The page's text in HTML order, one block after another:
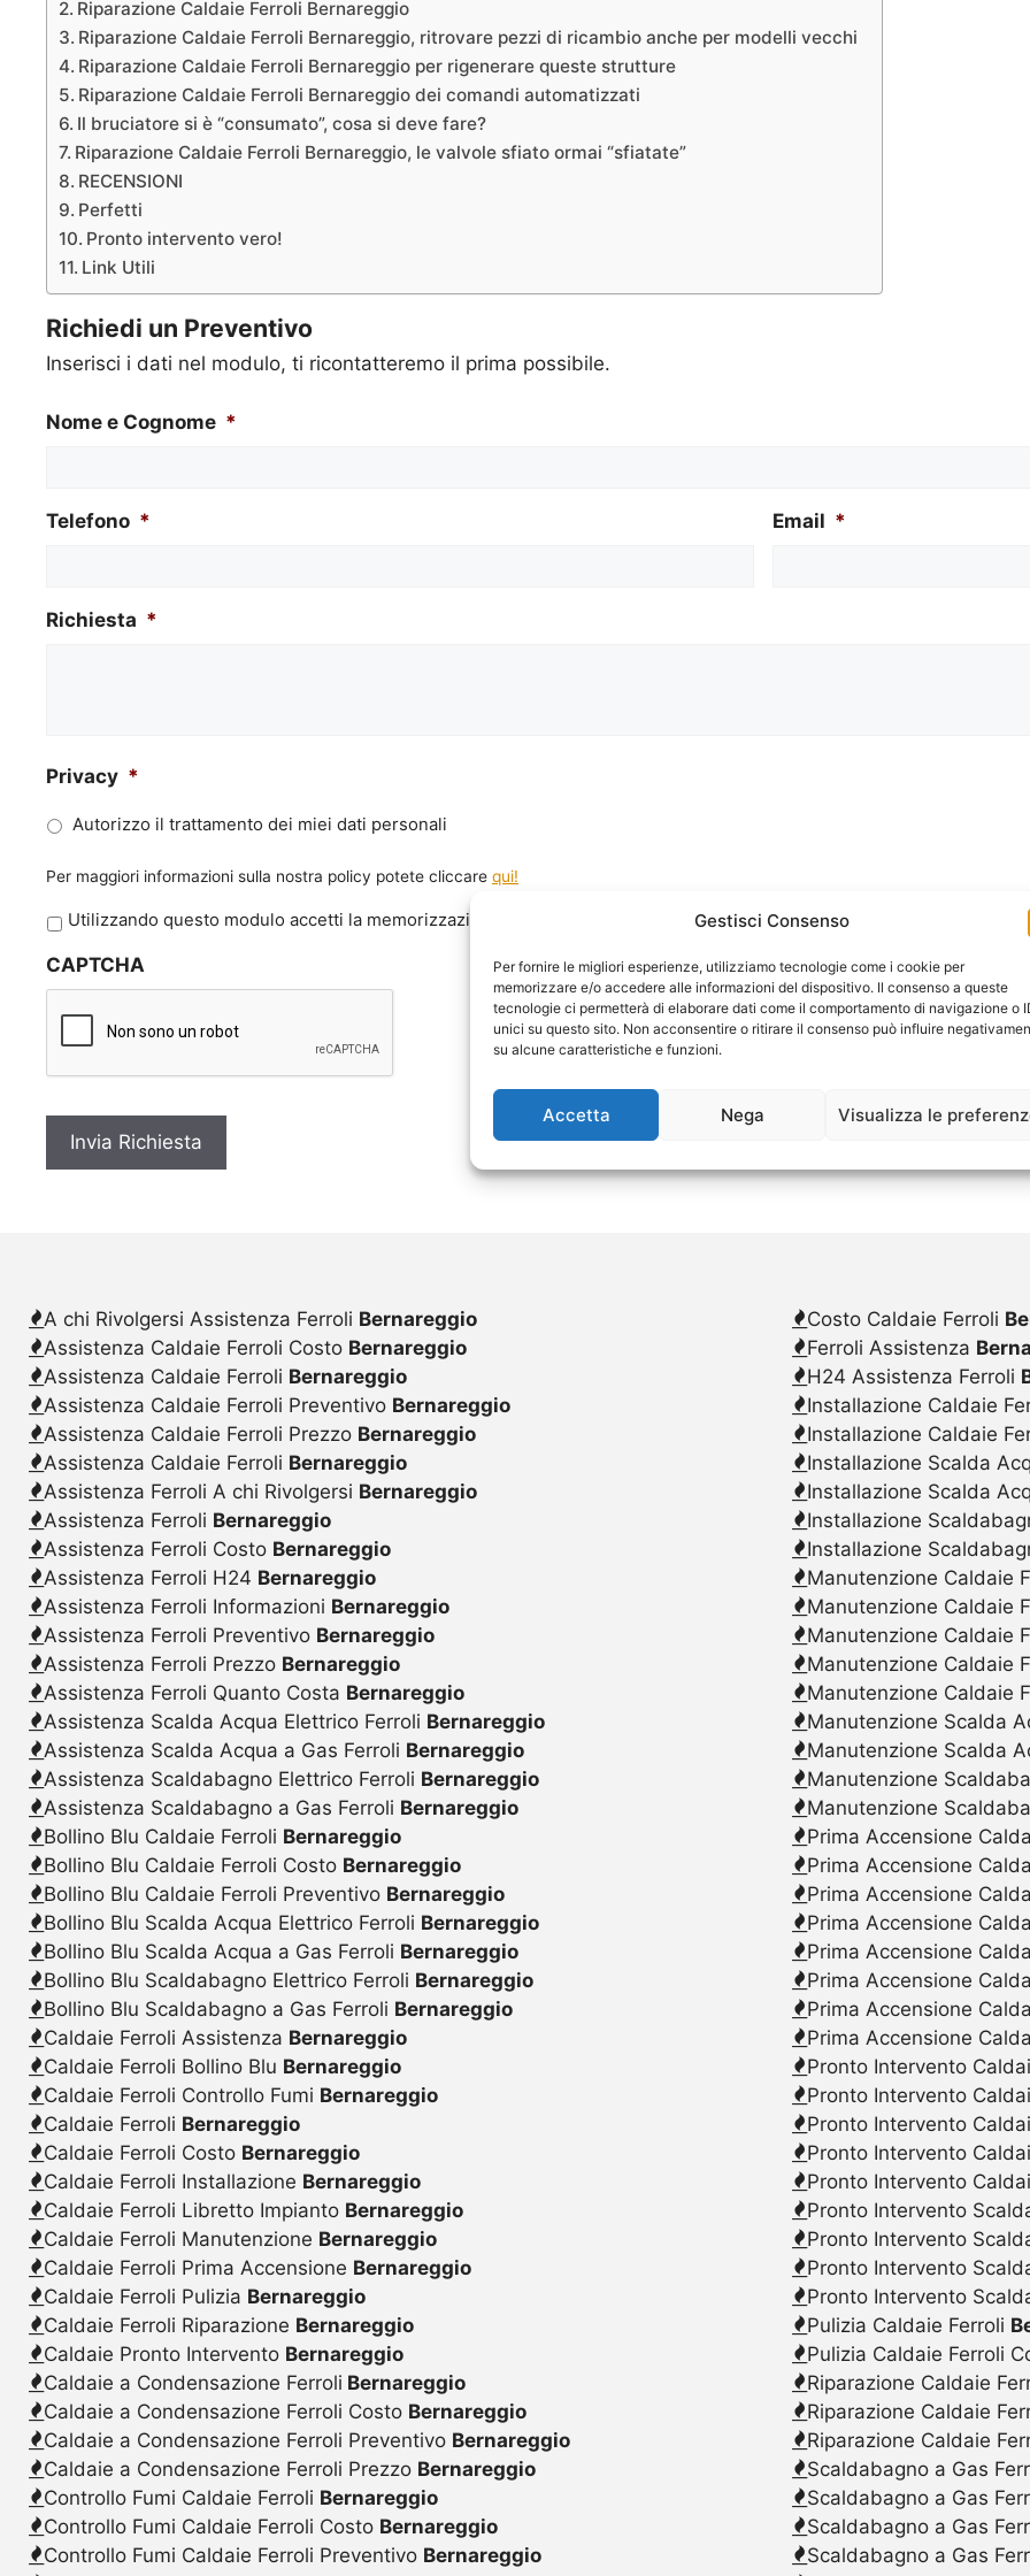
Gestisci Consenso
Per fornire le migliori esperienze, utilizziamo tecnologie come i cookie per
memorizzare e/o accedere alle informazioni del dispositivo. Il consenso a queste
tecnologie ci permetterà di elaborare dati come il comportamento di navigazione o
unici su questo sito. Non acconsentire o ritirare il consenso può influire
su alcune caratteristiche e funzioni.
Accetta Nega Visualizza le
Riparazione Caldaie Ferroli Bernareggio
Riparazione Caldaie Ferroli Bernareggio, ritrovare pezzi di ricambio anche per modelli vecchi
Riparazione Caldaie Ferroli Bernareggio per rigenerare queste strutture
Riparazione Caldaie Ferroli Bernareggio dei comandi automatizzati
Il bruciatore si è “consumato”, cosa si deve fare?
Riparazione Caldaie Ferroli Bernareggio, le valvole sfiato ormai “sfiatate”
RECENSIONI
Perfetti
Pronto intervento vero!
Link Utili
Richiedi un Preventivo
Inserisci i dati nel modulo, ti ricontatteremo il prima possibile.
Nome e Cognome *
Telefono * Email *
Richiesta *
Privacy *
Autorizzo il trattamento dei miei dati personali
Per maggiori informazioni sulla nostra policy potete cliccare qui!
P
i
v
y
Utilizzando questo modulo accetti la memorizzazione e la gestione dei tuoi dati da questo sito web.
CAPTCHA
A chi Rivolgersi Assistenza Ferroli Bernareggio
Assistenza Caldaie Ferroli Costo Bernareggio
Assistenza Caldaie Ferroli Bernareggio
Assistenza Caldaie Ferroli Preventivo Bernareggio
Assistenza Caldaie Ferroli Prezzo Bernareggio
Assistenza Caldaie Ferroli Bernareggio
Assistenza Ferroli A chi Rivolgersi Bernareggio
Assistenza Ferroli Bernareggio
Assistenza Ferroli Costo Bernareggio
Assistenza Ferroli H24 Bernareggio
Assistenza Ferroli Informazioni Bernareggio
Assistenza Ferroli Preventivo Bernareggio
Assistenza Ferroli Prezzo Bernareggio
Assistenza Ferroli Quanto Costa Bernareggio
Assistenza Scalda Acqua Elettrico Ferroli Bernareggio
Assistenza Scalda Acqua a Gas Ferroli Bernareggio
Assistenza Scaldabagno Elettrico Ferroli Bernareggio
Assistenza Scaldabagno a Gas Ferroli Bernareggio
Bollino Blu Caldaie Ferroli Bernareggio
Bollino Blu Caldaie Ferroli Costo Bernareggio
Bollino Blu Caldaie Ferroli Preventivo Bernareggio
Bollino Blu Scalda Acqua Elettrico Ferroli Bernareggio
Bollino Blu Scalda Acqua a Gas Ferroli Bernareggio
Bollino Blu Scaldabagno Elettrico Ferroli Bernareggio
Bollino Blu Scaldabagno a Gas Ferroli Bernareggio
Caldaie Ferroli Assistenza Bernareggio
Caldaie Ferroli Bollino Blu Bernareggio
Caldaie Ferroli Controllo Fumi Bernareggio
Caldaie Ferroli Bernareggio
Caldaie Ferroli Costo Bernareggio
Caldaie Ferroli Installazione Bernareggio
Caldaie Ferroli Libretto Impianto Bernareggio
Caldaie Ferroli Manutenzione Bernareggio
Caldaie Ferroli Prima Accensione Bernareggio
Caldaie Ferroli Pulizia Bernareggio
Caldaie Ferroli Riparazione Bernareggio
Caldaie Pronto Intervento Bernareggio
Caldaie a Condensazione Ferroli Bernareggio
Caldaie a Condensazione Ferroli Costo Bernareggio
Caldaie a Condensazione Ferroli Preventivo Bernareggio
Caldaie a Condensazione Ferroli Prezzo Bernareggio
Controllo Fumi Caldaie Ferroli Bernareggio
Controllo Fumi Caldaie Ferroli Costo Bernareggio
Controllo Fumi Caldaie Ferroli Preventivo Bernareggio
Costo Caldaie Ferroli
Ferroli Assistenza
H24 Assistenza Ferroli
Installazione Caldaie
Installazione Caldaie
Installazione Scalda
Installazione Scalda
Installazione
Installazione
Manutenzione Caldaie
Manutenzione Caldaie
Manutenzione Caldaie
Manutenzione Caldaie
Manutenzione Caldaie
Manutenzione Scalda
Manutenzione Scalda
Manutenzione
Manutenzione
Prima Accensione
Prima Accensione
Prima Accensione
Prima Accensione
Prima Accensione
Prima Accensione
Prima Accensione
Prima Accensione
Pronto Intervento
Pronto Intervento
Pronto Intervento
Pronto Intervento
Pronto Intervento
Pronto Intervento
Pronto Intervento
Pronto Intervento
Pronto Intervento
Pulizia Caldaie Ferroli
Pulizia Caldaie Ferroli
Riparazione Caldaie
Riparazione Caldaie
Riparazione Caldaie
Scaldabagno a Gas
Scaldabagno a Gas
Scaldabagno a Gas
Scaldabagno a Gas